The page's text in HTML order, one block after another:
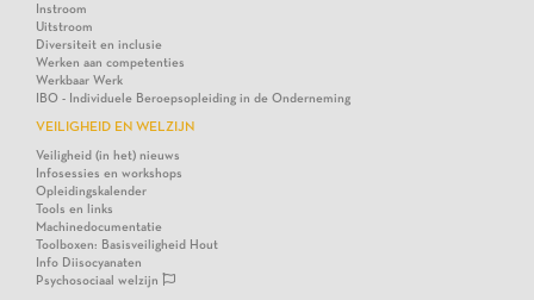
Instroom
Uitstroom
Diversiteit en inclusie
Werken aan competenties
Werkbaar Werk
IBO - Individuele Beroepsopleiding in de Onderneming
VEILIGHEID EN WELZIJN
Veiligheid (in het) nieuws
Infosessies en workshops
Opleidingskalender
Tools en links
Machinedocumentatie
Toolboxen: Basisveiligheid Hout
Info Diisocyanaten
Psychosociaal welzijn